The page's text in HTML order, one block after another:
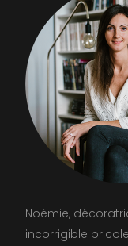
Noémie,
incorrigible